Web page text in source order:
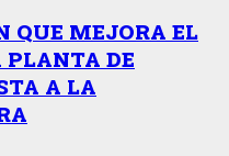
QUE MEJORA EL
DE
A LA